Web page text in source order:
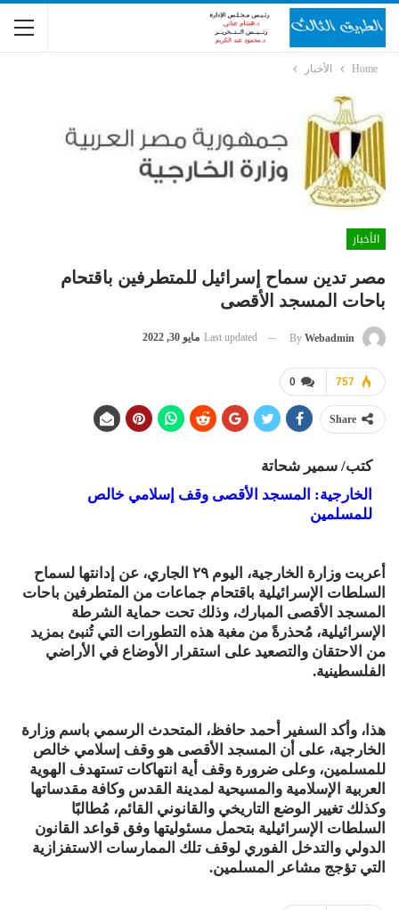
Home الأخبار
الأخبار
مصر تدين سماح إسرائيل للمتطرفين باقتحام
باحات المسجد الأقصى
By Webadmin
Last updated مايو 30, 2022
0 757
Share
كتب/ سمير شحاتة
الخارجية: المسجد الأقصى وقف إسلامي خالص
للمسلمين
أعربت وزارة الخارجية، اليوم ٢٩ الجاري، عن إدانتها لسماح
السلطات الإسرائيلية باقتحام جماعات من المتطرفين باحات
المسجد الأقصى المبارك، وذلك تحت حماية الشرطة
الإسرائيلية، مُحذرةً من مغبة هذه التطورات التي تُنبئ بمزيد
من الاحتقان والتصعيد على استقرار الأوضاع في الأراضي
الفلسطينية.
هذا، وأكد السفير أحمد حافظ، المتحدث الرسمي باسم وزارة
الخارجية، على أن المسجد الأقصى هو وقف إسلامي خالص
للمسلمين، وعلى ضرورة وقف أية انتهاكات تستهدف الهوية
العربية الإسلامية والمسيحية لمدينة القدس وكافة مقدساتها
وكذلك تغيير الوضع التاريخي والقانوني القائم، مُطالبًا
السلطات الإسرائيلية بتحمل مسئوليتها وفق قواعد القانون
الدولي والتدخل الفوري لوقف تلك الممارسات الاستفزازية
التي تؤجج مشاعر المسلمين.